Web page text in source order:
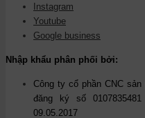
Instagram
Youtube
Google business
Nhập khẩu phân phối bởi:
Công ty cổ phần CNC
đăng ký số
09.05.2017